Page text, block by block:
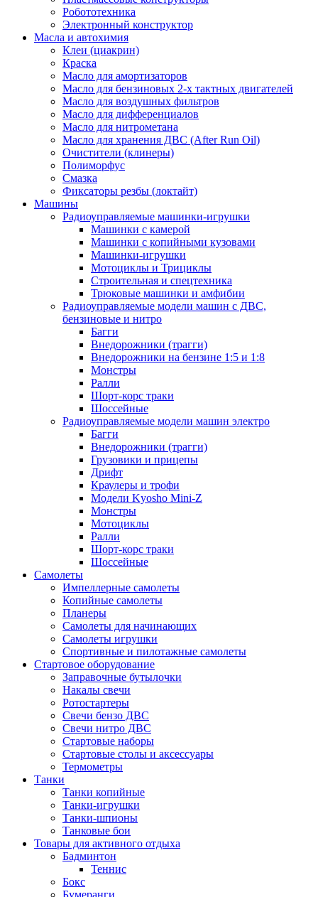
Робототехника
Электронный конструктор
Масла и автохимия
Клеи (циакрин)
Краска
Масло для амортизаторов
Масло для бензиновых 2-х тактных двигателей
Масло для воздушных фильтров
Масло для дифференциалов
Масло для нитрометана
Масло для хранения ДВС (After Run Oil)
Очистители (клинеры)
Полиморфус
Смазка
Фиксаторы резбы (локтайт)
Машины
Радиоуправляемые машинки-игрушки
Машинки с камерой
Машинки с копийными кузовами
Машинки-игрушки
Мотоциклы и Трициклы
Строительная и спецтехника
Трюковые машинки и амфибии
Радиоуправляемые модели машин с ДВС,
бензиновые и нитро
Багги
Внедорожники (трагги)
Внедорожники на бензине 1:5 и 1:8
Монстры
Ралли
Шорт-корс траки
Шоссейные
Радиоуправляемые модели машин электро
Багги
Внедорожники (трагги)
Грузовики и прицепы
Дрифт
Краулеры и трофи
Модели Kyosho Mini-Z
Монстры
Мотоциклы
Ралли
Шорт-корс траки
Шоссейные
Самолеты
Импеллерные самолеты
Копийные самолеты
Планеры
Самолеты для начинающих
Самолеты игрушки
Спортивные и пилотажные самолеты
Стартовое оборудование
Заправочные бутылочки
Накалы свечи
Ротостартеры
Свечи бензо ДВС
Свечи нитро ДВС
Стартовые наборы
Стартовые столы и аксессуары
Термометры
Танки
Танки копийные
Танки-игрушки
Танки-шпионы
Танковые бои
Товары для активного отдыха
Бадминтон
Теннис
Бокс
Бумеранги